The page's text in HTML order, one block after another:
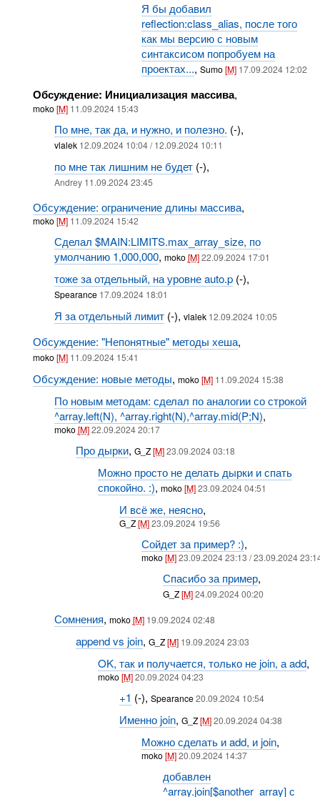
Я бы добавил
reflection:class_alias, после того
как мы версию с новым
синтаксисом попробуем на
проектах..., Sumo[M] 17.09.2024 12:02
Обсуждение: Инициализация массива,
moko[M] 11.09.2024 15:43
По мне, так да, и нужно, и полезно. (-),
vlalek 12.09.2024 10:04 / 12.09.2024 10:11
по мне так лишним не будет(-),
Andrey 11.09.2024 23:45
Обсуждение: ограничение длины массива,
moko[M] 11.09.2024 15:42
Сделал $MAIN:LIMITS.max_array_size, по
умолчанию 1,000,000, moko[M]22.09.2024 17:01
тоже за отдельный, на уровне auto.p(-),
Spearance 17.09.2024 18:01
Я за отдельный лимит(-), vlalek 12.09.2024 10:05
Обсуждение: "Непонятные" методы хеша,
moko[M] 11.09.2024 15:41
Обсуждение: новые методы, moko[M] 11.09.2024 15:38
По новым методам: сделал по аналогии со строкой
^array.left(N), ^array.right(N),^array.mid(P;N),
moko[M]22.09.2024 20:17
Про дырки,G_Z[M]23.09.2024 03:18
Можно просто не делать дырки и спать
спокойно. :), moko[M]23.09.2024 04:51
И всё же, неясно,
G_Z[M]23.09.2024 19:56
Сойдет за пример? :),
moko[M] 23.09.2024 23:13 / 23.09.2024
Спасибо за пример,
G_Z[M]24.09.2024 00:20
Сомнения, moko[M] 19.09.2024 02:48
append vs join,G_Z[M] 19.09.2024 23:03
OK, так и получается, только не join, а add,
moko[M]20.09.2024 04:23
+1 (-),Spearance20.09.2024 10:54
Именно join,G_Z[M]20.09.2024 04:38
Можно сделать и add, и join,
moko[M] 20.09.2024 14:37
добавлен
^array.join[$another_array] с